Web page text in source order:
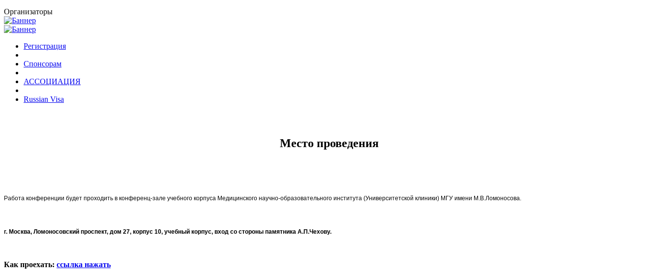
Организаторы
Регистрация
Спонсорам
АССОЦИАЦИЯ
Russian Visa
Место проведения
Работа конференции будет проходить в конференц-зале учебного корпуса Медицинского научно-образовательного института (Университетской клиники) МГУ имени М.В.Ломоносова.
г. Москва, Ломоносовский проспект, дом 27, корпус 10, учебный корпус, вход со стороны памятника А.П.Чехову.
Как проехать: ссылка нажать